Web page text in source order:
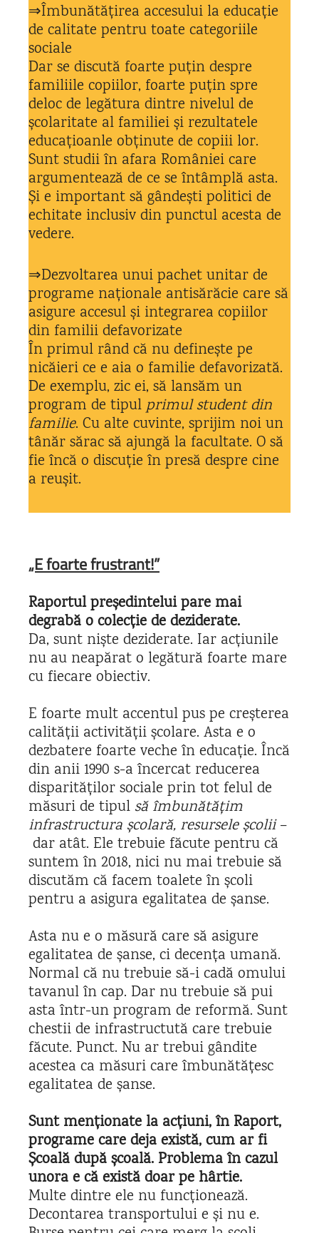
⇒Îmbunătățirea accesului la educație
de calitate pentru toate categoriile
sociale
Dar se discută foarte puțin despre
familiile copiilor, foarte puțin spre
deloc de legătura dintre nivelul de
școlaritate al familiei și rezultatele
educațioanle obținute de copiii lor.
Sunt studii în afara României care
argumentează de ce se întâmplă asta.
Și e important să gândești politici de
echitate inclusiv din punctul acesta de
vedere.
⇒Dezvoltarea unui pachet unitar de
programe naționale antisărăcie care să
asigure accesul și integrarea copiilor
din familii defavorizate
În primul rând că nu definește pe
nicăieri ce e aia o familie defavorizată.
De exemplu, zic ei, să lansăm un
program de tipulprimul student din
familie. Cu alte cuvinte, sprijim noi un
tânăr sărac să ajungă la facultate. O să
fie încă o discuție în presă despre cine
a reușit.
„E foarte frustrant!”
Raportul președintelui pare mai
degrabă o colecție de deziderate.
Da, sunt niște deziderate. Iar acțiunile
nu au neapărat o legătură foarte mare
cu fiecare obiectiv.
E foarte mult accentul pus pe creșterea
calității activității școlare. Asta e o
dezbatere foarte veche în educație. Încă
din anii 1990 s-a încercat reducerea
disparităților sociale prin tot felul de
măsuri de tipul să îmbunătățim
infrastructura școlară, resursele școlii–
dar atât. Ele trebuie făcute pentru că
suntem în 2018, nici nu mai trebuie să
discutăm că facem toalete în școli
pentru a asigura egalitatea de șanse.
Asta nu e o măsură care să asigure
egalitatea de șanse, ci decența umană.
Normal că nu trebuie să-i cadă omului
tavanul în cap. Dar nu trebuie să pui
asta într-un program de reformă. Sunt
chestii de infrastructută care trebuie
făcute. Punct. Nu ar trebui gândite
acestea ca măsuri care îmbunătățesc
egalitatea de șanse.
Sunt menționate la acțiuni,în Raport,
programe care deja există, cum ar fi
Școală după școală. Problema în cazul
unora e că există doar pe hârtie.
Multe dintre ele nu funcționează.
Decontarea transportului e și nu e.